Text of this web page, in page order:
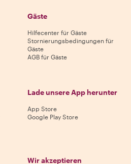
Gäste
Hilfecenter für Gäste
Stornierungsbedingungen für
Gäste
AGB für Gäste
Lade unsere App herunter
App Store
Google Play Store
Wir akzeptieren